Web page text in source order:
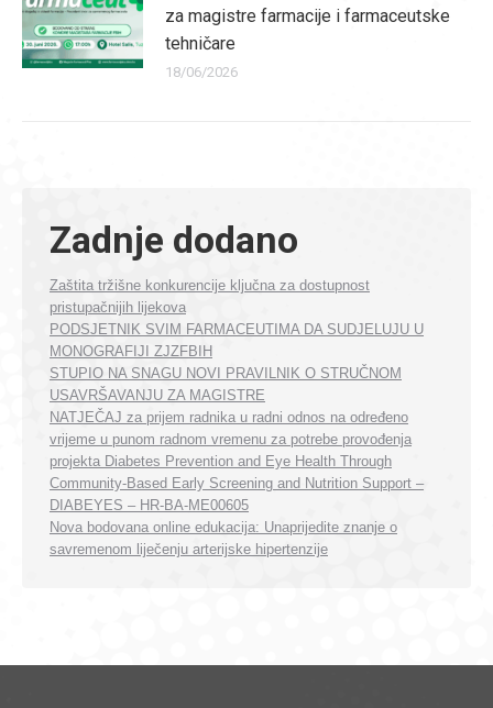
za magistre farmacije i farmaceutske
tehničare
18/06/2026
Zadnje dodano
Zaštita tržišne konkurencije ključna za dostupnost
pristupačnijih lijekova
PODSJETNIK SVIM FARMACEUTIMA DA SUDJELUJU U
MONOGRAFIJI ZJZFBIH
STUPIO NA SNAGU NOVI PRAVILNIK O STRUČNOM
USAVRŠAVANJU ZA MAGISTRE
NATJEČAJ za prijem radnika u radni odnos na određeno
vrijeme u punom radnom vremenu za potrebe provođenja
projekta Diabetes Prevention and Eye Health Through
Community-Based Early Screening and Nutrition Support –
DIABEYES – HR-BA-ME00605
Nova bodovana online edukacija: Unaprijedite znanje o
savremenom liječenju arterijske hipertenzije